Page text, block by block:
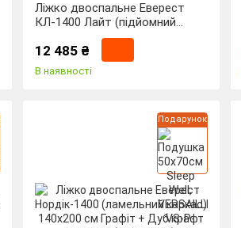
Ліжко двоспальне Еверест
КЛ-1400 Лайт (підйомний
механізм) 140х200 см Німфея
Альба (DTM-4660)
12 485 ₴
В наявності
Подарунок